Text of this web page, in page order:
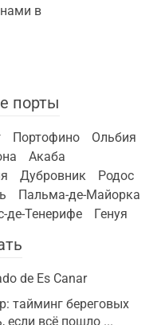
в
порты
Портофино
Ольбия
Акаба
Дубровник
Родос
Пальма-де-Майорка
де-Тенерифе Генуя
de Es Canar
тайминг береговых
если всё пошло ...